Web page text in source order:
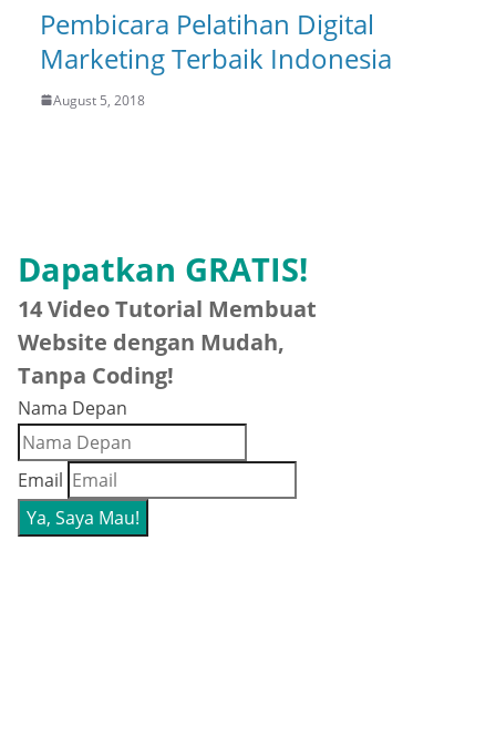
Pembicara Pelatihan Digital
Marketing Terbaik Indonesia
August 5, 2018
Dapatkan GRATIS!
14 Video Tutorial Membuat
Website dengan Mudah,
Tanpa Coding!
Nama Depan
Email